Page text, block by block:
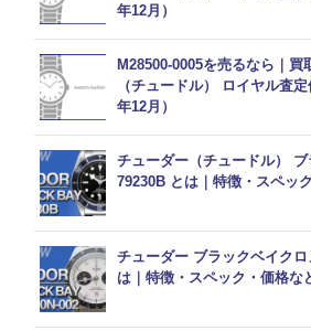
年12月）
M28500-0005を売るなら｜買
（チュードル） ロイヤル査
年12月）
チューダー（チュードル） ブ
79230B とは｜特徴・スペッ
チューダー ブラックベイクロ
は｜特徴・スペック・価格な